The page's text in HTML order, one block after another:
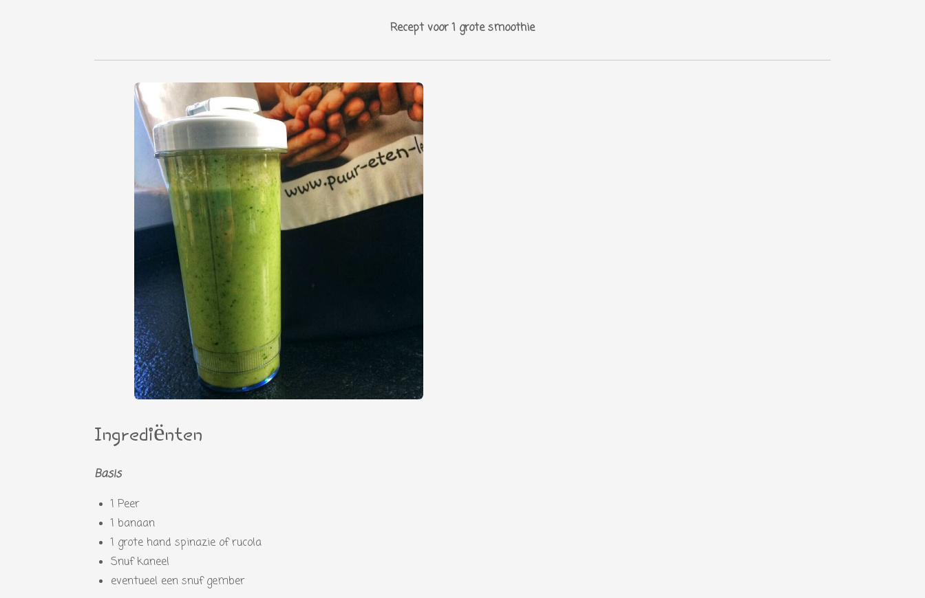
Recept voor 1 grote smoothie
Ingrediënten
Basis
1 Peer
1 banaan
1 grote hand spinazie of rucola
Snuf kaneel
eventueel een snuf gember